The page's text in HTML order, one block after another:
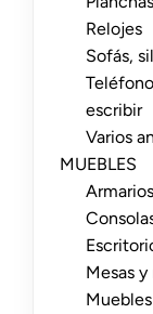
Relojes
Sofás,
escribir
Varios
MUEBLES
Mesas